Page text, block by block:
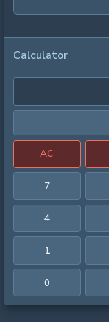
Calculator
AC
7
4
1
0